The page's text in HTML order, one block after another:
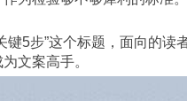
文案高手。